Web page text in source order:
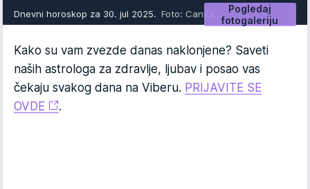
Pogledaj
fotogaleriju
Dnevni horoskop za 30. jul 2025. Foto: Canva
Kako su vam zvezde danas naklonjene? Saveti
naših astrologa za zdravlje, ljubav i posao vas
čekaju svakog dana na Viberu. PRIJAVITE SE
OVDE
.